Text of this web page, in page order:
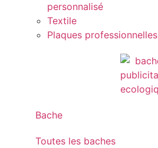
personnalisé
Textile
Plaques professionnelles
Bache
Toutes les baches